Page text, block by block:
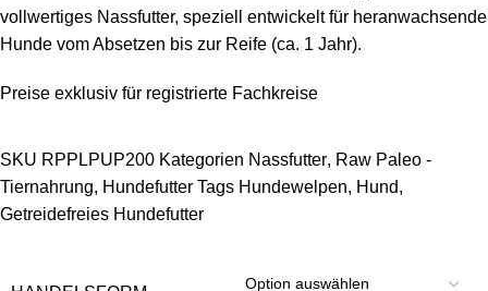
vollwertiges Nassfutter, speziell entwickelt für heranwachsende
Hunde vom Absetzen bis zur Reife (ca. 1 Jahr).
Preise exklusiv für registrierte Fachkreise
SKU RPPLPUP200 Kategorien Nassfutter, Raw Paleo -
Tiernahrung, Hundefutter Tags Hundewelpen, Hund,
Getreidefreies Hundefutter